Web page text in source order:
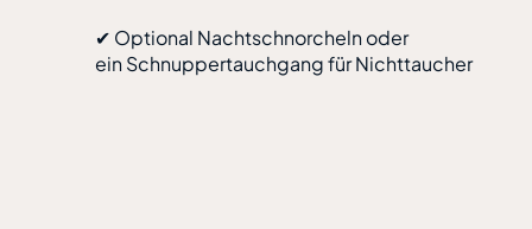
✔ Optional Nachtschnorcheln oder
ein Schnuppertauchgang für Nichttaucher